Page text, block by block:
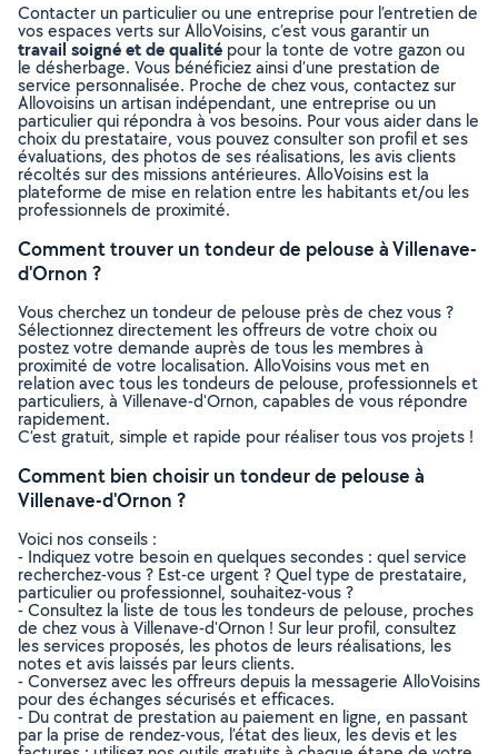
Contacter un particulier ou une entreprise pour l’entretien de
vos espaces verts sur AlloVoisins, c’est vous garantir un
travail soigné et de qualité pour la tonte de votre gazon ou
le désherbage. Vous bénéficiez ainsi d’une prestation de
service personnalisée. Proche de chez vous, contactez sur
Allovoisins un artisan indépendant, une entreprise ou un
particulier qui répondra à vos besoins. Pour vous aider dans le
choix du prestataire, vous pouvez consulter son profil et ses
évaluations, des photos de ses réalisations, les avis clients
récoltés sur des missions antérieures. AlloVoisins est la
plateforme de mise en relation entre les habitants et/ou les
professionnels de proximité.
Comment trouver un tondeur de pelouse à Villenave-
d'Ornon ?
Vous cherchez un tondeur de pelouse près de chez vous ?
Sélectionnez directement les offreurs de votre choix ou
postez votre demande auprès de tous les membres à
proximité de votre localisation. AlloVoisins vous met en
relation avec tous les tondeurs de pelouse, professionnels et
particuliers, à Villenave-d'Ornon, capables de vous répondre
rapidement.
C’est gratuit, simple et rapide pour réaliser tous vos projets !
Comment bien choisir un tondeur de pelouse à
Villenave-d'Ornon ?
Voici nos conseils :
- Indiquez votre besoin en quelques secondes : quel service
recherchez-vous ? Est-ce urgent ? Quel type de prestataire,
particulier ou professionnel, souhaitez-vous ?
- Consultez la liste de tous les tondeurs de pelouse, proches
de chez vous à Villenave-d'Ornon ! Sur leur profil, consultez
les services proposés, les photos de leurs réalisations, les
notes et avis laissés par leurs clients.
- Conversez avec les offreurs depuis la messagerie AlloVoisins
pour des échanges sécurisés et efficaces.
- Du contrat de prestation au paiement en ligne, en passant
par la prise de rendez-vous, l’état des lieux, les devis et les